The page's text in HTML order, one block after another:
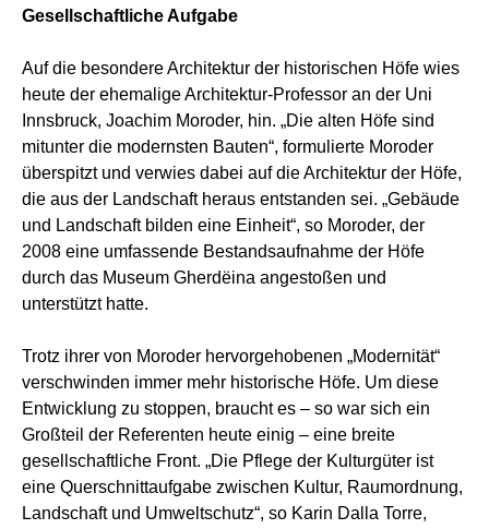
Gesellschaftliche Aufgabe
Auf die besondere Architektur der historischen Höfe wies
heute der ehemalige Architektur-Professor an der Uni
Innsbruck, Joachim Moroder, hin. „Die alten Höfe sind
mitunter die modernsten Bauten“, formulierte Moroder
überspitzt und verwies dabei auf die Architektur der Höfe,
die aus der Landschaft heraus entstanden sei. „Gebäude
und Landschaft bilden eine Einheit“, so Moroder, der
2008 eine umfassende Bestandsaufnahme der Höfe
durch das Museum Gherdëina angestoßen und
unterstützt hatte.
Trotz ihrer von Moroder hervorgehobenen „Modernität“
verschwinden immer mehr historische Höfe. Um diese
Entwicklung zu stoppen, braucht es – so war sich ein
Großteil der Referenten heute einig – eine breite
gesellschaftliche Front. „Die Pflege der Kulturgüter ist
eine Querschnittaufgabe zwischen Kultur, Raumordnung,
Landschaft und Umweltschutz“, so Karin Dalla Torre,